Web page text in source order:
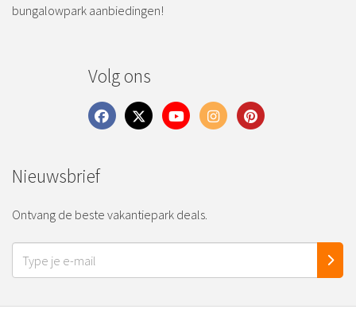
bungalowpark aanbiedingen!
Volg ons
Nieuwsbrief
Ontvang de beste vakantiepark deals.